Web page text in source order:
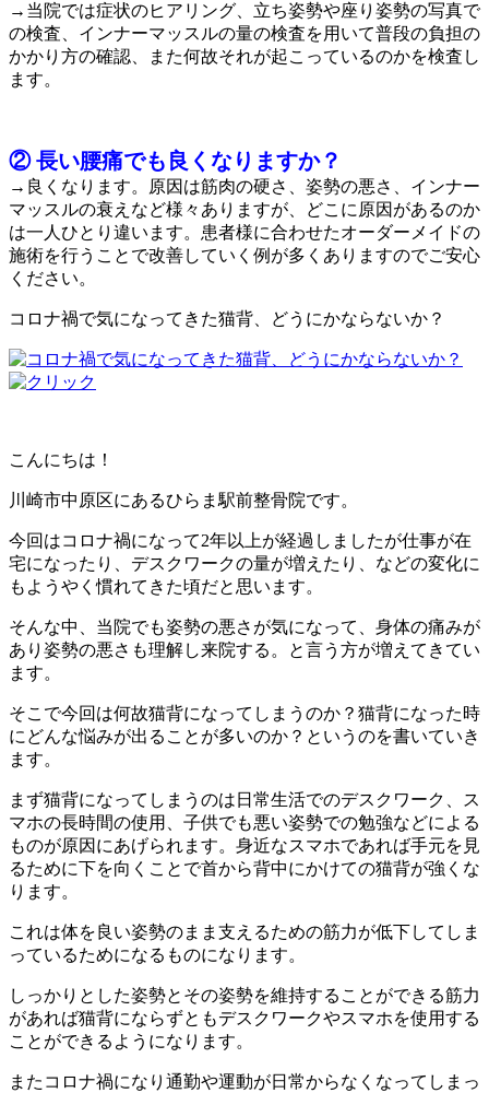
→当院では症状のヒアリング、立ち姿勢や座り姿勢の写真で
の検査、インナーマッスルの量の検査を用いて普段の負担の
かかり方の確認、また何故それが起こっているのかを検査し
ます。
② 長い腰痛でも良くなりますか？
→良くなります。原因は筋肉の硬さ、姿勢の悪さ、インナー
マッスルの衰えなど様々ありますが、どこに原因があるのか
は一人ひとり違います。患者様に合わせたオーダーメイドの
施術を行うことで改善していく例が多くありますのでご安心
ください。
コロナ禍で気になってきた猫背、どうにかならないか？
こんにちは！
川崎市中原区にあるひらま駅前整骨院です。
今回はコロナ禍になって2年以上が経過しましたが仕事が在
宅になったり、デスクワークの量が増えたり、 などの変化に
もようやく慣れてきた頃だと思います。
そんな中、当院でも姿勢の悪さが気になって、身体の痛みが
あり姿勢の悪さも理解し来院する。と言う方が増えてきてい
ます。
そこで今回は何故猫背になってしまうのか？ 猫背になった時
にどんな悩みが出ることが多いのか？ というのを書いていき
ます。
まず猫背になってしまうのは日常生活でのデスクワーク、
ス
マホの長時間の使用、 子供でも悪い姿勢での勉強などによる
ものが原因にあげられます。 身近なスマホであれば手元を見
るために下を向くことで首から背中にかけての猫背が強くな
ります。
これは体を良い姿勢のまま支えるための筋力が低下してしま
っているためになるものになります。
しっかりとした姿勢とその姿勢を維持することができる筋力
があれば猫背にならずともデスクワークやスマホを使用する
ことができる ようになります。
またコロナ禍になり通勤や運動が日常からなくなってしまっ